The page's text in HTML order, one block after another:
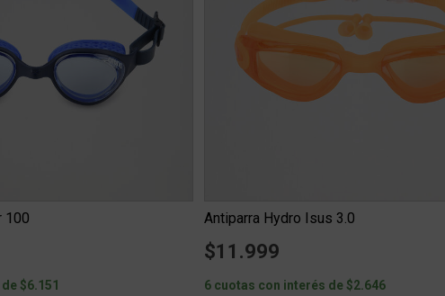
100
$6.151
Antiparra Hydro Isus 3.0
$11.999
6 cuotas con interés de $2.646